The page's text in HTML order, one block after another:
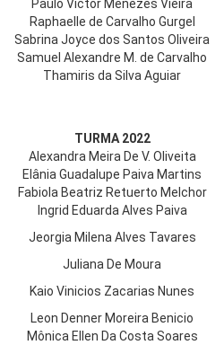
Paulo Victor Menezes Vieira
Raphaelle de Carvalho Gurgel
Sabrina Joyce dos Santos Oliveira
Samuel Alexandre M. de Carvalho
Thamiris da Silva Aguiar
TURMA 2022
Alexandra Meira De V. Oliveita
Elânia Guadalupe Paiva Martins
Fabiola Beatriz Retuerto Melchor
Ingrid Eduarda Alves Paiva
Jeorgia Milena Alves Tavares
Juliana De Moura
Kaio Vinicios Zacarias Nunes
Leon Denner Moreira Benicio
Mônica Ellen Da Costa Soares